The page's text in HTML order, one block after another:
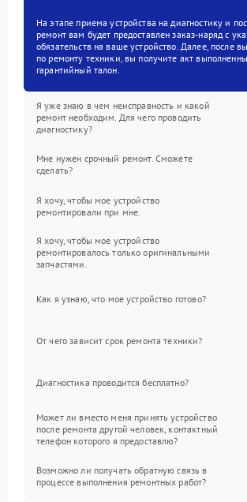
На этапе приема устройства на диагностику и
ремонт вам будет предоставлен заказ-наряд с
обязательств на ваше устройство. Далее, после
по ремонту техники, вы получите акт
гарантийный талон.
Я уже знаю в чем неисправность и какой
ремонт необходим. Для чего проводить
диагностику?
Мне нужен срочный ремонт. Сможете
сделать?
Я хочу, чтобы мое устройство
ремонтировали при мне.
Я хочу, чтобы мое устройство
ремонтировалось только оригинальными
запчастями.
Как я узнаю, что мое устройство готово?
От чего зависит срок ремонта техники?
Диагностика проводится бесплатно?
Может ли вместо меня принять устройство
после ремонта другой человек, контактный
телефон которого я предоставлю?
Возможно ли получать обратную связь в
процессе выполнения ремонтных работ?